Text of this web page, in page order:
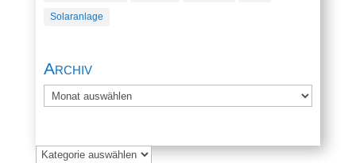
Solaranlage
Archiv
Archiv